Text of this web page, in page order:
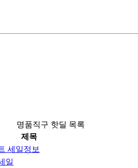
명품직구 핫딜 목록
제목
세일정보
일